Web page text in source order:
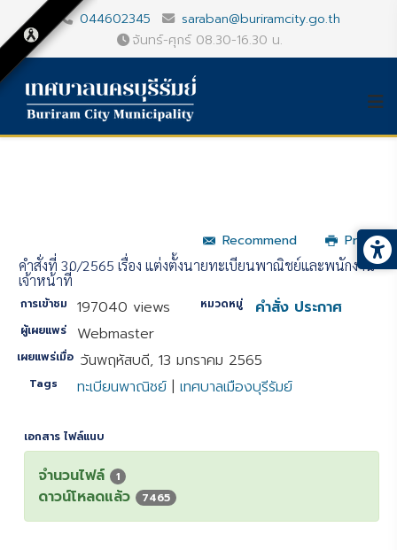
044602345
saraban@buriramcity.go.th
จันทร์-ศุกร์ 08.30-16.30 น.
Recommend
Print
คำสั่งที่ 30/2565 เรื่อง แต่งตั้งนายทะเบียนพาณิชย์และพนักงาน
เจ้าหน้าที่
การเข้าชม 197040 views หมวดหมู่ คำสั่ง ประกาศ
ผู้เผยแพร่ Webmaster
เผยแพร่เมื่อ วันพฤหัสบดี, 13 มกราคม 2565
Tags ทะเบียนพาณิชย์ |เทศบาลเมืองบุรีรัมย์
เอกสาร ไฟล์แนบ
จำนวนไฟล์ 1
ดาวน์โหลดแล้ว 7465